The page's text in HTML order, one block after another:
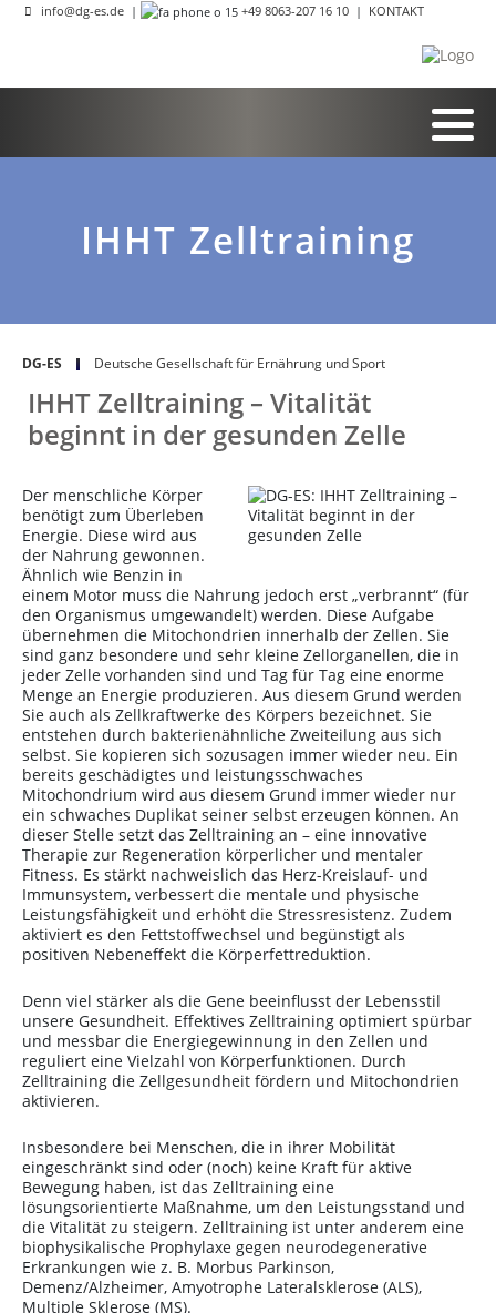
info@dg-es.de | +49 8063-207 16 10 | KONTAKT
IHHT Zelltraining
DG-ES Deutsche Gesellschaft für Ernährung und Sport
IHHT Zelltraining – Vitalität
beginnt in der gesunden Zelle
Der menschliche Körper
benötigt zum Überleben
Energie. Diese wird aus
der Nahrung gewonnen.
Ähnlich wie Benzin in
einem Motor muss die Nahrung jedoch erst „verbrannt“ (für
den Organismus umgewandelt) werden. Diese Aufgabe
übernehmen die Mitochondrien innerhalb der Zellen. Sie
sind ganz besondere und sehr kleine Zellorganellen, die in
jeder Zelle vorhanden sind und Tag für Tag eine enorme
Menge an Energie produzieren. Aus diesem Grund werden
Sie auch als Zellkraftwerke des Körpers bezeichnet. Sie
entstehen durch bakterienähnliche Zweiteilung aus sich
selbst. Sie kopieren sich sozusagen immer wieder neu. Ein
bereits geschädigtes und leistungsschwaches
Mitochondrium wird aus diesem Grund immer wieder nur
ein schwaches Duplikat seiner selbst erzeugen können. An
dieser Stelle setzt das Zelltraining an – eine innovative
Therapie zur Regeneration körperlicher und mentaler
Fitness. Es stärkt nachweislich das Herz-Kreislauf- und
Immunsystem, verbessert die mentale und physische
Leistungsfähigkeit und erhöht die Stressresistenz. Zudem
aktiviert es den Fettstoffwechsel und begünstigt als
positiven Nebeneffekt die Körperfettreduktion.
Denn viel stärker als die Gene beeinflusst der Lebensstil
unsere Gesundheit. Effektives Zelltraining optimiert spürbar
und messbar die Energiegewinnung in den Zellen und
reguliert eine Vielzahl von Körperfunktionen. Durch
Zelltraining die Zellgesundheit fördern und Mitochondrien
aktivieren.
Insbesondere bei Menschen, die in ihrer Mobilität
eingeschränkt sind oder (noch) keine Kraft für aktive
Bewegung haben, ist das Zelltraining eine
lösungsorientierte Maßnahme, um den Leistungsstand und
die Vitalität zu steigern. Zelltraining ist unter anderem eine
biophysikalische Prophylaxe gegen neurodegenerative
Erkrankungen wie z. B. Morbus Parkinson,
Demenz/Alzheimer, Amyotrophe Lateralsklerose (ALS),
Multiple Sklerose (MS).